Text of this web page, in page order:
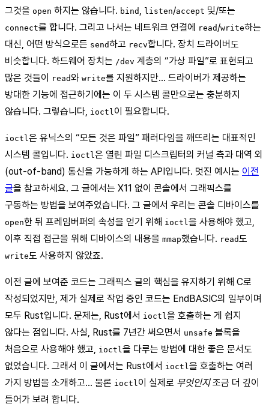
그것을 open 하지는 않습니다. bind , listen/accept 및/또는
connect를 합니다. 그리고 나서는 네트워크 연결에 read/write하는
대신, 어떤 방식으로든 send하고 recv합니다. 장치 드라이버도
비슷합니다. 하드웨어 장치는 /dev 계층의 “가상 파일”로 표현되고
많은 것들이
read와 write를 지원하지만… 드라이버가 제공하는
방대한 기능에 접근하기에는 이 두 시스템 콜만으로는 충분하지
않습니다. 그렇습니다, ioctl 이 필요합니다.
ioctl 은 유닉스의 “모든 것은 파일” 패러다임을 깨뜨리는 대표적인
시스템 콜입니다. ioctl 은 열린 파일 디스크립터의 커널 측과 대역 외
(out-of-band) 통신을 가능하게 하는 API입니다. 멋진 예시는 이전
글을 참고하세요. 그 글에서는 X11 없이 콘솔에서 그래픽스를
구동하는 방법을 보여주었습니다. 그 글에서 우리는 콘솔 디바이스를
open한 뒤 프레임버퍼의 속성을 얻기 위해 ioctl 을 사용해야 했고,
이후 직접 접근을 위해 디바이스의 내용을 mmap했습니다. read도
write도 사용하지 않았죠.
이전 글에 보여준 코드는 그래픽스 글의 핵심을 유지하기 위해 C로
작성되었지만, 제가 실제로 작업 중인 코드는 EndBASIC의 일부이며
모두 Rust입니다. 문제는, Rust에서 ioctl 을 호출하는 게 쉽지
않다는 점입니다. 사실, Rust를 7년간 써오면서 unsafe 블록을
처음으로 사용해야 했고, ioctl 을 다루는 방법에 대한 좋은 문서도
없었습니다. 그래서 이 글에서는 Rust에서 ioctl 을 호출하는 여러
가지 방법을 소개하고… 물론 ioctl 이 실제로 무엇인지조금 더 깊이
들어가 보려 합니다.